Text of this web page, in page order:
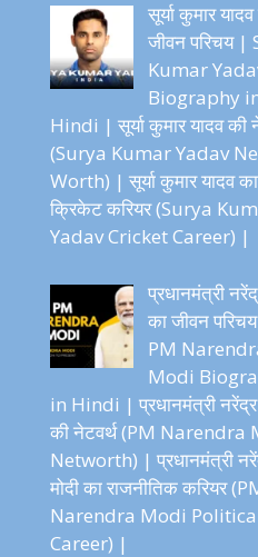
सूर्या कुमार
जीवन परिचय |
Kumar
Biography
Hindi | सूर्या कुमार यादव की
(Surya Kumar Yadav
Worth) | सूर्या कुमार यादव का
क्रिकेट करियर (Surya
Yadav Cricket Career) |
प्रधानमंत्री
का जीवन
PM
Modi
in Hindi | प्रधानमंत्री नरेंद्र
की नेटवर्थ (PM Narendra
Networth) | प्रधानमंत्री
मोदी का राजनीतिक करियर
Narendra Modi
Career) |